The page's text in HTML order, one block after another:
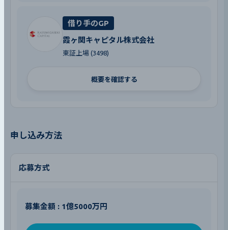
借り手のGP
霞ヶ関キャピタル株式会社
東証上場 (3498)
概要を確認する
申し込み方法
応募方式
募集金額 : 1億5000万円